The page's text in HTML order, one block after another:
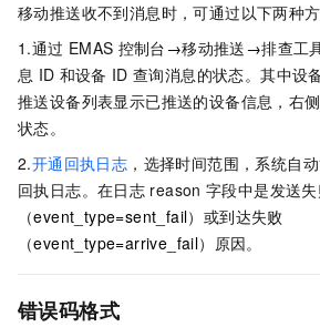
移动推送收不到消息时，可通过以下两种方
1.通过 EMAS 控制台→移动推送→排查工
息 ID 和设备 ID 查询消息的状态。其中设
推送设备列表显示已推送的设备信息，右
状态。
2.开通回执日志 ，选择时间范围，系统自
回执日志。在日志 reason 字段中是发送
（event_type=sent_fail）或到达失败
（event_type=arrive_fail）原因。
错误码格式